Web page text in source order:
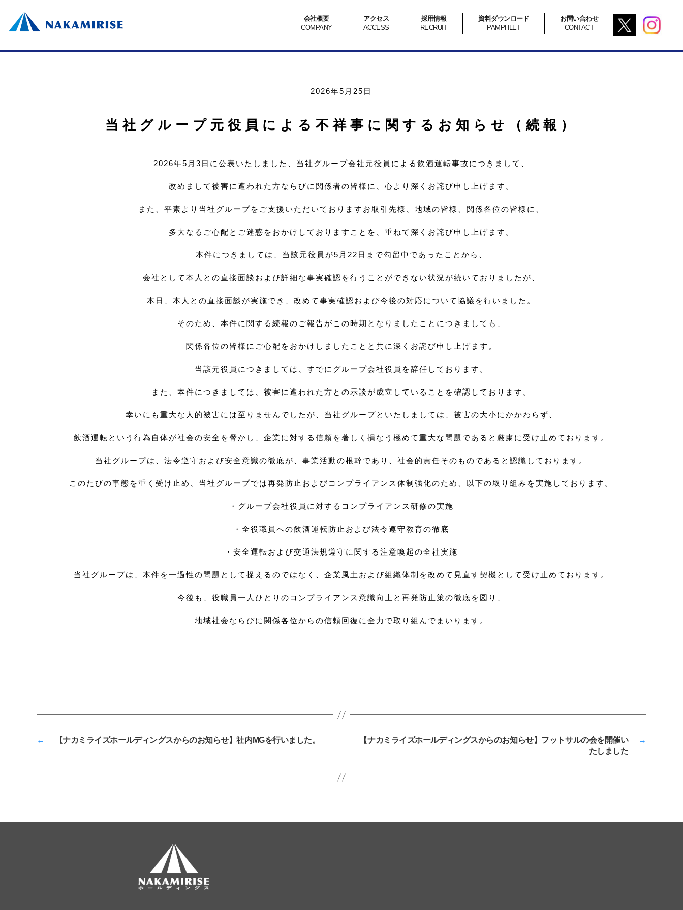
会社概要
COMPANY
アクセス
ACCESS
採用情報
RECRUIT
資料ダウンロード
PAMPHLET
お問い合わせ
CONTACT
2026年5月25日
当社グループ元役員による不祥事に関するお知らせ（続報）
2026年5月3日に公表いたしました、当社グループ会社元役員による飲酒運転事故につきまして、
改めまして被害に遭われた方ならびに関係者の皆様に、心より深くお詫び申し上げます。
また、平素より当社グループをご支援いただいておりますお取引先様、地域の皆様、関係各位の皆様に、
多大なるご心配とご迷惑をおかけしておりますことを、重ねて深くお詫び申し上げます。
本件につきましては、当該元役員が5月22日まで勾留中であったことから、
会社として本人との直接面談および詳細な事実確認を行うことができない状況が続いておりましたが、
本日、本人との直接面談が実施でき、改めて事実確認および今後の対応について協議を行いました。
そのため、本件に関する続報のご報告がこの時期となりましたことにつきましても、
関係各位の皆様にご心配をおかけしましたことと共に深くお詫び申し上げます。
当該元役員につきましては、すでにグループ会社役員を辞任しております。
また、本件につきましては、被害に遭われた方との示談が成立していることを確認しております。
幸いにも重大な人的被害には至りませんでしたが、当社グループといたしましては、被害の大小にかかわらず、
飲酒運転という行為自体が社会の安全を脅かし、企業に対する信頼を著しく損なう極めて重大な問題であると厳粛に受け止めております。
当社グループは、法令遵守および安全意識の徹底が、事業活動の根幹であり、社会的責任そのものであると認識しております。
このたびの事態を重く受け止め、当社グループでは再発防止およびコンプライアンス体制強化のため、以下の取り組みを実施しております。
・グループ会社役員に対するコンプライアンス研修の実施
・全役職員への飲酒運転防止および法令遵守教育の徹底
・安全運転および交通法規遵守に関する注意喚起の全社実施
当社グループは、本件を一過性の問題として捉えるのではなく、企業風土および組織体制を改めて見直す契機として受け止めております。
今後も、役職員一人ひとりのコンプライアンス意識向上と再発防止策の徹底を図り、
地域社会ならびに関係各位からの信頼回復に全力で取り組んでまいります。
← 【ナカミライズホールディングスからのお知らせ】社内MGを行いました。 →
【ナカミライズホールディングスからのお知らせ】フットサルの会を開催い
たしました